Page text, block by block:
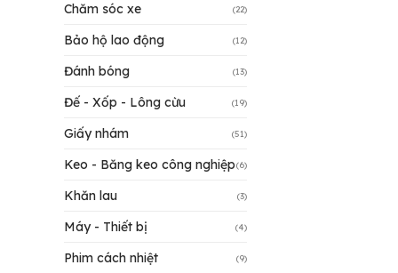
Chăm sóc xe (22)
Bảo hộ lao động (12)
Đánh bóng (13)
Đế - Xốp - Lông cừu (19)
Giấy nhám (51)
Keo - Băng keo công nghiệp(6)
Khăn lau (3)
Máy - Thiết bị (4)
Phim cách nhiệt (9)